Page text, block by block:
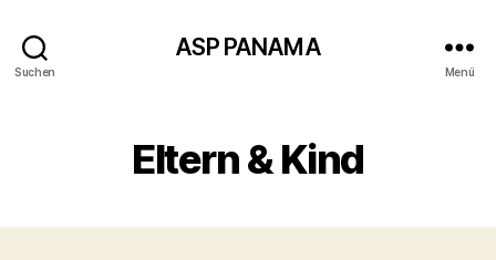
Suchen
ASP PANAMA
Menü
Eltern & Kind